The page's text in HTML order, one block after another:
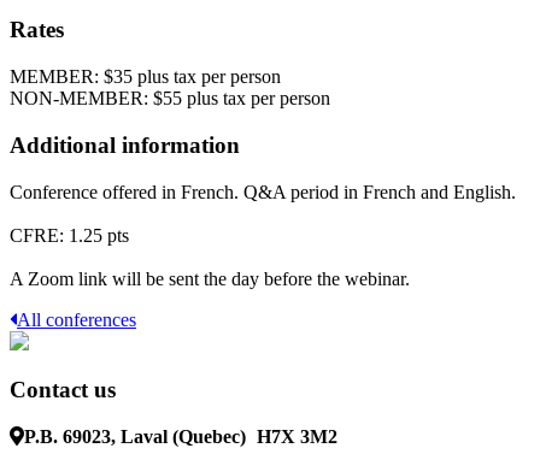
Rates
MEMBER: $35 plus tax per person
NON-MEMBER: $55 plus tax per person
Additional information
Conference offered in French. Q&A period in French and English.
CFRE: 1.25 pts
A Zoom link will be sent the day before the webinar.
All conferences
Contact us
P.B. 69023, Laval (Quebec) H7X 3M2